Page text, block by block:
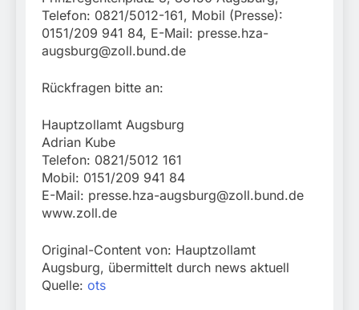
Telefon: 0821/5012-161, Mobil (Presse):
0151/209 941 84, E-Mail: presse.hza-
augsburg@zoll.bund.de
Rückfragen bitte an:
Hauptzollamt Augsburg
Adrian Kube
Telefon: 0821/5012 161
Mobil: 0151/209 941 84
E-Mail: presse.hza-augsburg@zoll.bund.de
www.zoll.de
Original-Content von: Hauptzollamt
Augsburg, übermittelt durch news aktuell
Quelle: ots